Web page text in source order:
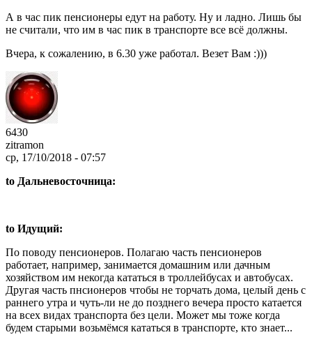
А в час пик пенсионеры едут на работу. Ну и ладно. Лишь бы
не считали, что им в час пик в транспорте все всё должны.
Вчера, к сожалению, в 6.30 уже работал. Везет Вам :)))
6430
zitramon
ср, 17/10/2018 - 07:57
to Дальневосточница:
to Идущий:
По поводу пенсионеров. Полагаю часть пенсионеров
работает, например, занимается домашним или дачным
хозяйством им некогда кататься в троллейбусах и автобусах.
Другая часть пнсионеров чтобы не торчать дома, целый день с
раннего утра и чуть-ли не до позднего вечера просто катается
на всех видах транспорта без цели. Может мы тоже когда
будем старыми возьмёмся кататься в транспорте, кто знает...